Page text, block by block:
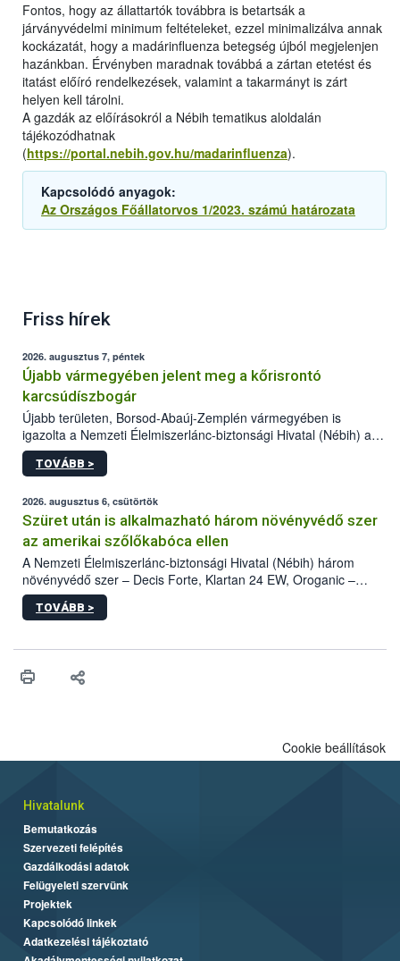
Fontos, hogy az állattartók továbbra is betartsák a
járványvédelmi minimum feltételeket, ezzel minimalizálva annak
kockázatát, hogy a madárinfluenza betegség újból megjelenjen
hazánkban. Érvényben maradnak továbbá a zártan etetést és
itatást előíró rendelkezések, valamint a takarmányt is zárt
helyen kell tárolni.
A gazdák az előírásokról a Nébih tematikus aloldalán
tájékozódhatnak
(https://portal.nebih.gov.hu/madarinfluenza).
Kapcsolódó anyagok:
Az Országos Főállatorvos 1/2023. számú határozata
Friss hírek
2026. augusztus 7, péntek
Újabb vármegyében jelent meg a kőrisrontó
karcsúdíszbogár
Újabb területen, Borsod-Abaúj-Zemplén vármegyében is
igazolta a Nemzeti Élelmiszerlánc-biztonsági Hivatal (Nébih) a
kőrisrontó karcsúdíszbogár (Agrilus planipennis) jelenlétét. A
kártevőt nem csak színcsapdában találták meg, de már fertőzött
az intenzív felderítést, emellett az intézkedéseket a szlovák
hatósággal is összehangolják a terjedés megállítása érdekében.
TOVÁBB >
2026. augusztus 6, csütörtök
Szüret után is alkalmazható három növényvédő szer
az amerikai szőlőkabóca ellen
A Nemzeti Élelmiszerlánc-biztonsági Hivatal (Nébih) három
növényvédő szer – Decis Forte, Klartan 24 EW, Oroganic –
engedélyokiratát módosította, így azok a szüretet követően,
egészen a vesszőérettség (BBCH 91) stádiumáig
érésű szőlőkben is legyen lehetőség a károsító elleni további
felhasználók számára is elérhető és ökológiai termesztésben is
TOVÁBB >
Cookie beállítások
Hivatalunk
Bemutatkozás
Szervezeti felépítés
Gazdálkodási adatok
Felügyeleti szervünk
Projektek
Kapcsolódó linkek
Adatkezelési tájékoztató